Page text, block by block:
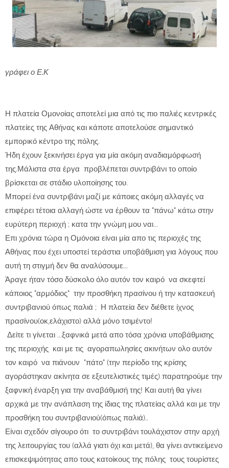
γράφει ο Ε.Κ
Η πλατεία Ομονοίας αποτελεί μια από τις πιο παλιές κεντρικές
πλατείες της Αθήνας και κάποτε αποτελούσε σημαντικό
εμπορικό κέντρο της πόλης.
Ήδη έχουν ξεκινήσει έργα για μία ακόμη αναδιαμόρφωσή
της.Μάλιστα στα έργα προβλέπεται συντριβάνι το οποίο
βρίσκεται σε στάδιο υλοποίησης του.
Μπορεί ένα συντριβάνι μαζί με κάποιες ακόμη αλλαγές να
επιφέρει τέτοια αλλαγή ώστε να έρθουν τα "πάνω" κάτω στην
ευρύτερη περιοχή ; κατα την γνώμη μου ναι...
Επι χρόνια τώρα η Ομόνοια είναι μία απο τις περιοχές της
Αθήνας που έχει υποστεί τεράστια υποβάθμιση για λόγους που
αυτή τη στιγμή δεν θα αναλύσουμε...
Άραγε ήταν τόσο δύσκολο όλο αυτόν τον καιρό να σκεφτεί
κάποιος "αρμόδιος" την προσθήκη πρασίνου ή την κατασκευή
συντριβανιού όπως παλιά ; Η πλατεία δεν διέθετε ίχνος
πρασίνου(οκ,ελάχιστο) αλλά μόνο τσιμέντο!
Δείτε τι γίνεται ...ξαφνικά μετά απο τόσα χρόνια υποβάθμισης
της περιοχής και με τις αγοραπωλησίες ακινήτων ολο αυτόν
τον καιρό να πιάνουν "πάτο" (την περίοδο της κρίσης
αγοράστηκαν ακίνητα σε εξευτελιστικές τιμές) παρατηρούμε την
ξαφνική έναρξη για την αναβάθμισή της! Και αυτή θα γίνει
αρχικά με την ανάπλαση της ίδιας της πλατείας αλλά και με την
προσθήκη του συντριβανιού(όπως παλιά)..
Είναι σχεδόν σίγουρο ότι το συντριβάνι τουλάχιστον στην αρχή
της λειτουργίας του (αλλά γιατι όχι και μετά), θα γίνει αντικείμενο
επισκεψιμότητας απο τους κατοίκους της πόλης τους τουρίστες